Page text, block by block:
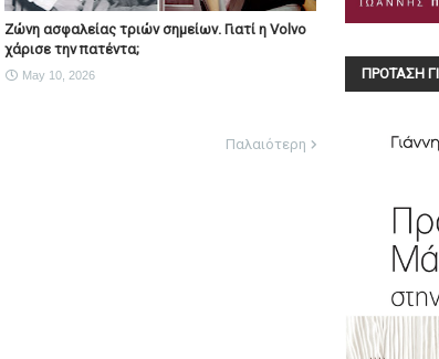
Ζώνη ασφαλείας τριών σημείων. Γιατί η Volvo
χάρισε την πατέντα;
May 10, 2026
Παλαιότερη
ΠΡΟΤΑΣΗ